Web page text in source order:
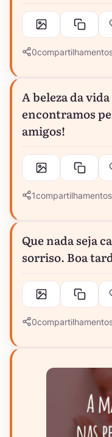
0
A beleza da
encontramos
amigos!
1compartilhamentos
Que nada seja
sorriso. Boa
0